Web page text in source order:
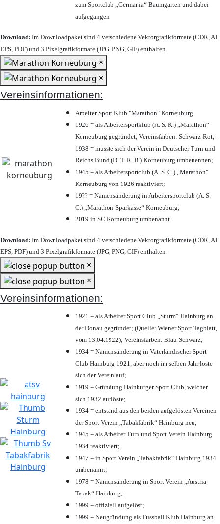
zum Sportclub „Germania“ Baumgarten und dabei
aufgegangen
Download: Im Downloadpaket sind 4 verschiedene Vektorgrafikformate (CDR, AI
EPS, PDF) und 3 Pixelgrafikformate (JPG, PNG, GIF) enthalten.
×
×
Vereinsinformationen:
Arbeiter Sport Klub "Marathon" Korneuburg
1926 = als Arbeitersportklub (A. S. K.) „Marathon“
Korneuburg gegründet; Vereinsfarben: Schwarz-Rot; –
1938 = musste sich der Verein in Deutscher Turn und
Reichs Bund (D. T. R. B.) Korneuburg umbenennen;
1945 = als Arbeitersportclub (A. S. C.) „Marathon“
Korneuburg von 1926 reaktiviert;
19?? = Namensänderung in Arbeitersportclub (A. S.
C.) „Marathon-Sparkasse“ Korneuburg;
2019 in SC Korneuburg umbenannt
Download: Im Downloadpaket sind 4 verschiedene Vektorgrafikformate (CDR, AI
EPS, PDF) und 3 Pixelgrafikformate (JPG, PNG, GIF) enthalten.
×
×
Vereinsinformationen:
1921 = als Arbeiter Sport Club „Sturm“ Hainburg an
der Donau gegründet; (Quelle: Wiener Sport Tagblatt,
vom 13.04.1922); Vereinsfarben: Blau-Schwarz;
1934 = Namensänderung in Vaterländischer Sport
Club Hainburg 1921, aber noch im selben Jahr löste
sich der Verein auf;
1919 = Gründung Hainburger Sport Club, welcher
sich 1932 auflöste;
1934 = entstand aus den beiden aufgelösten Vereinen
der Sport Verein „Tabakfabrik“ Hainburg neu;
1945 = als Arbeiter Turn und Sport Verein Hainburg
1934 reaktiviert;
1947 = in Sport Verein „Tabakfabrik“ Hainburg 1934
umbenannt;
1978 = Namensänderung in Sport Verein „Austria-
Tabak“ Hainburg;
1999 = offiziell aufgelöst;
1999 = Neugründung als Fussball Klub Hainburg an